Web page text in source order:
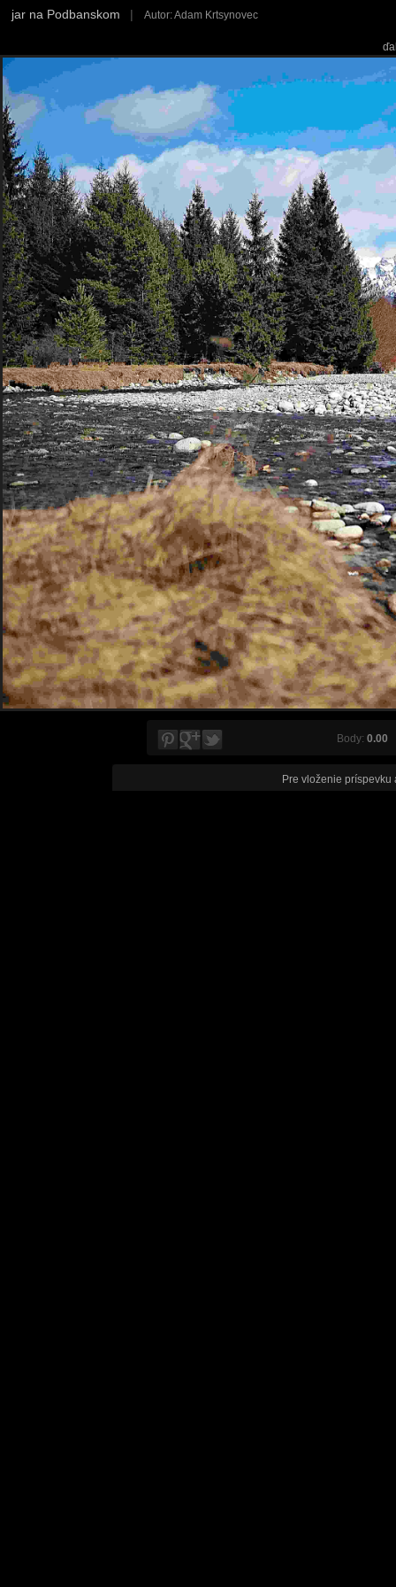
jar na Podbanskom | Autor: Adam Krtsynovec
Body: 0.00
Pre vloženie